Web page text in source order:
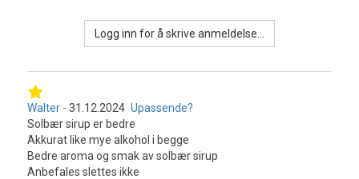
Logg inn for å skrive anmeldelse...
Walter 31.12.2024 Upassende?
Solbær sirup er bedre
Akkurat like mye alkohol i begge
Bedre aroma og smak av solbær sirup
Anbefales slettes ikke